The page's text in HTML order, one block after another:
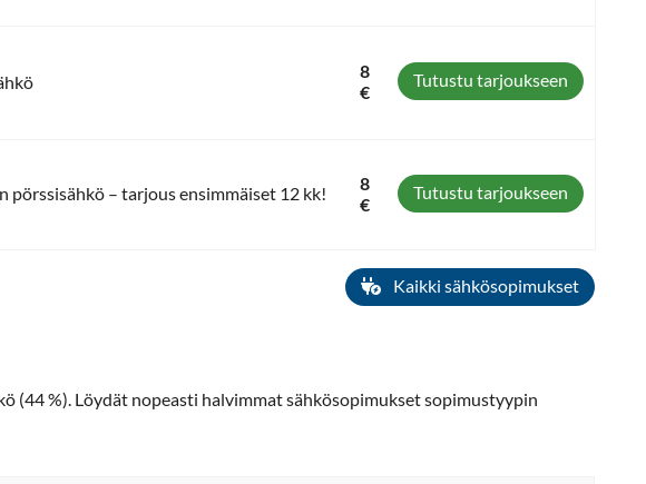
8
€
Tutustu tarjoukseen
pörssisähkö – tarjous ensimmäiset 12 kk!
8
€
Tutustu tarjoukseen
Kaikki sähkösopimukset
(44 %). Löydät nopeasti halvimmat sähkösopimukset sopimustyypin